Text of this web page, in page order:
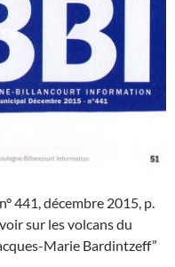
441, décembre 2015, p.
sur les volcans du
Marie Bardintzeff”